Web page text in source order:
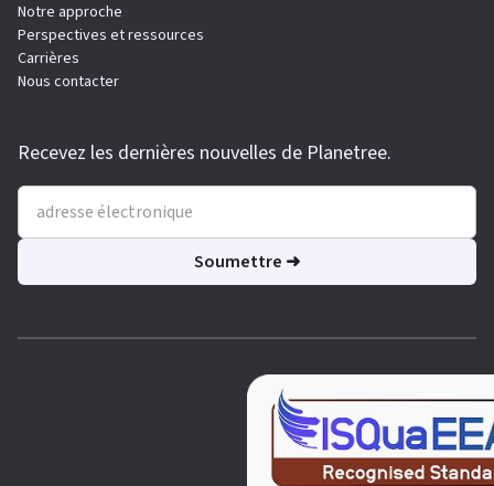
Notre approche
Perspectives et ressources
Carrières
Nous contacter
Recevez les dernières nouvelles de Planetree.